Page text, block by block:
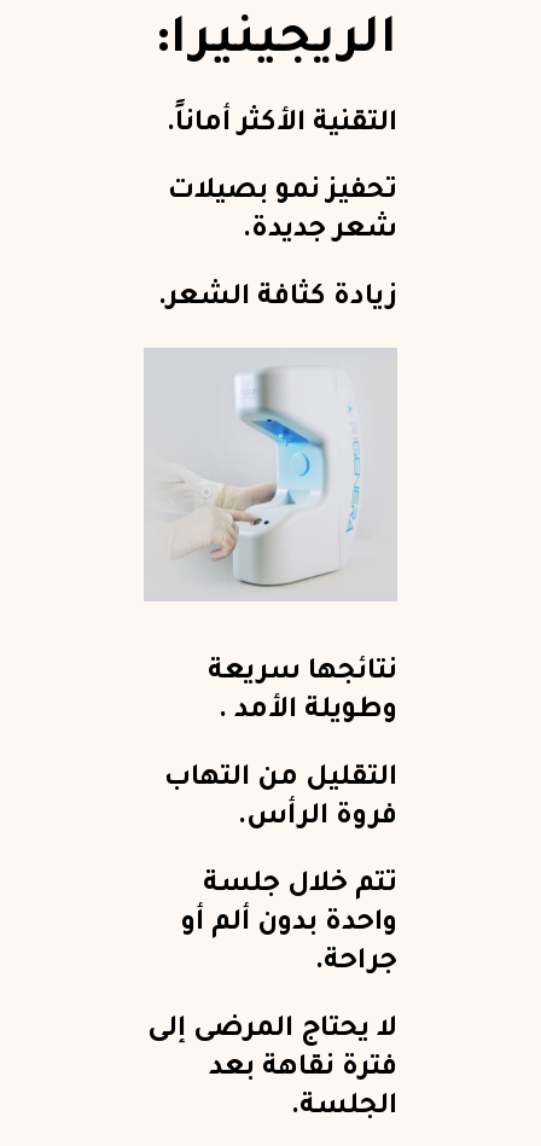
الريجينيرا:
التقنية الأكثر أماناً.
تحفيز نمو بصيلات
شعر جديدة.
زيادة كثافة الشعر.
نتائجها سريعة
وطويلة الأمد .
التقليل من التهاب
فروة الرأس.
تتم خلال جلسة
واحدة بدون ألم أو
جراحة.
لا يحتاج المرضى إلى
فترة نقاهة بعد
الجلسة.